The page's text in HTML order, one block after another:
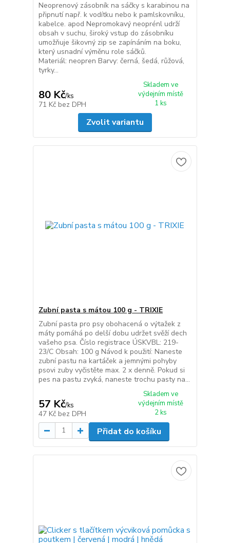
Neoprenový zásobník na sáčky s karabinou na
připnutí např. k vodítku nebo k pamlskovníku,
kabelce. apod Nepromokavý neoprénl udrží
obsah v suchu, široký vstup do zásobníku
umožňuje šikovný zip se zapínáním na boku,
který usnadní výměnu role sáčků.
Materiál: neopren Barvy: černá, šedá, růžová,
tyrky...
80 Kč/ks
71 Kč bez DPH
Skladem ve
výdejním místě
1 ks
Zvolit variantu
Zubní pasta s mátou 100 g - TRIXIE
Zubní pasta pro psy obohacená o výtažek z
máty pomáhá po delší dobu udržet svěží dech
vašeho psa. Číslo registrace ÚSKVBL: 219-
23/C Obsah: 100 g Návod k použití: Naneste
zubní pastu na kartáček a jemnými pohyby
psovi zuby vyčistěte max. 2 x denně. Pokud si
pes na pastu zvyká, naneste trochu pasty na...
57 Kč/ks
47 Kč bez DPH
Skladem ve
výdejním místě
2 ks
Přidat do košíku